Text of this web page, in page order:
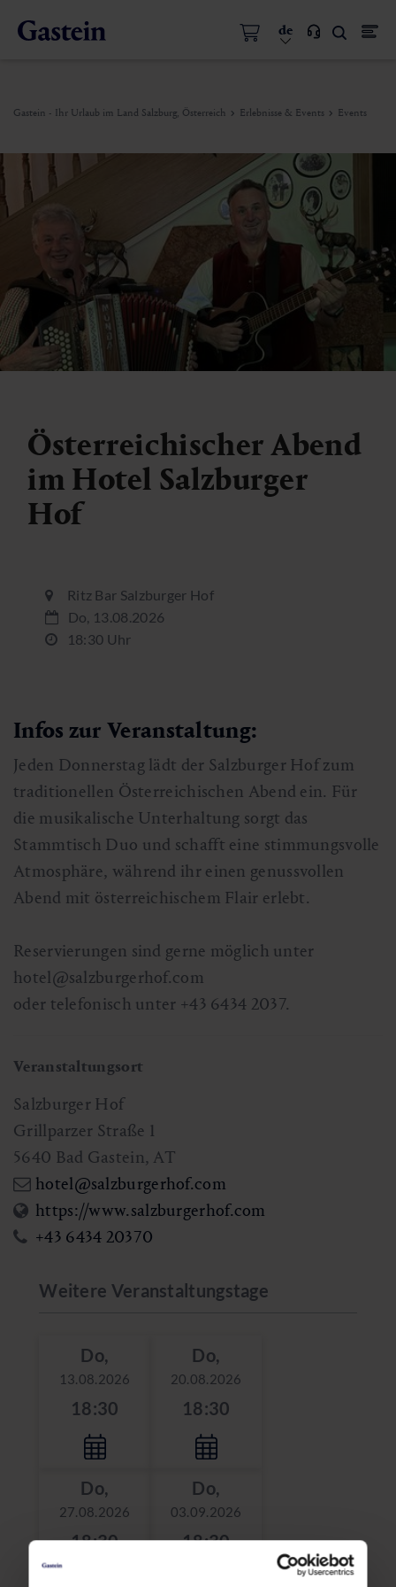
de
Gastein - Ihr Urlaub im Land Salzburg, Österreich Erlebnisse & Events Events
Österreichischer Abend
im Hotel Salzburger
Hof
Ritz Bar Salzburger Hof
Do, 13.08.2026
18:30 Uhr
Infos zur Veranstaltung:
Jeden Donnerstag lädt der Salzburger Hof zum
traditionellen Österreichischen Abend ein. Für
die musikalische Unterhaltung sorgt das
Stammtisch Duo und schafft eine stimmungsvolle
Atmosphäre, während ihr einen genussvollen
Abend mit österreichischem Flair erlebt.
Reservierungen sind gerne möglich unter
hotel@salzburgerhof.com
oder telefonisch unter +43 6434 2037.
Veranstaltungsort
Salzburger Hof
Grillparzer Straße 1
5640 Bad Gastein, AT
hotel@salzburgerhof.com
https://www.salzburgerhof.com
+43 6434 20370
Weitere Veranstaltungstage
Do,
13.08.2026
18:30
Do,
20.08.2026
18:30
Do,
27.08.2026
18:30
Do,
03.09.2026
18:30